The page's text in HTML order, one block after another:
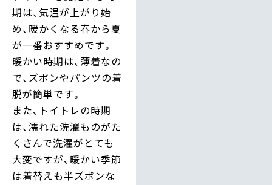
期は、気温が上がり始
め、暖かくなる春から夏
が一番おすすめです。
暖かい時期は、薄着なの
で、ズボンやパンツの着
脱が簡単です。
また、トイトレの時期
は、濡れた洗濯ものがた
くさんで洗濯がとても
大変ですが、暖かい季節
は着替えも半ズボンな